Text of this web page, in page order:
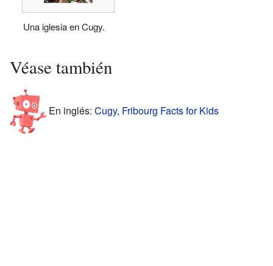
Una iglesia en Cugy.
Véase también
En inglés: Cugy, Fribourg Facts for Kids